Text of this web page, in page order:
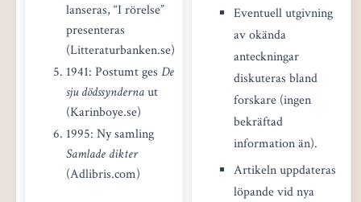
lanseras, “I rörelse”
presenteras
(Litteraturbanken.se)
1941: Postumt ges De
sju dödssyndernaut
(Karinboye.se)
1995: Ny samling
Samlade dikter
(Adlibris.com)
Eventuell utgivning
av okända
anteckningar
diskuteras bland
forskare (ingen
bekräftad
information än).
Artikeln uppdateras
löpande vid nya